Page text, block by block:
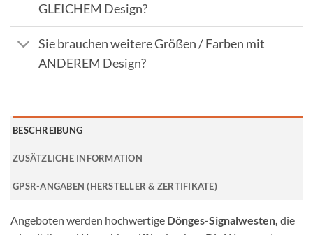
GLEICHEM Design?
Sie brauchen weitere Größen / Farben mit
ANDEREM Design?
BESCHREIBUNG
ZUSÄTZLICHE INFORMATION
GPSR-ANGABEN (HERSTELLER & ZERTIFIKATE)
Angeboten werden hochwertige Dönges-Signalwesten, die